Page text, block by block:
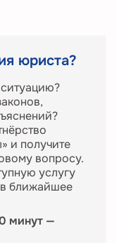
юриста?
и получите
вопросу.
услугу
ближайшее
минут —